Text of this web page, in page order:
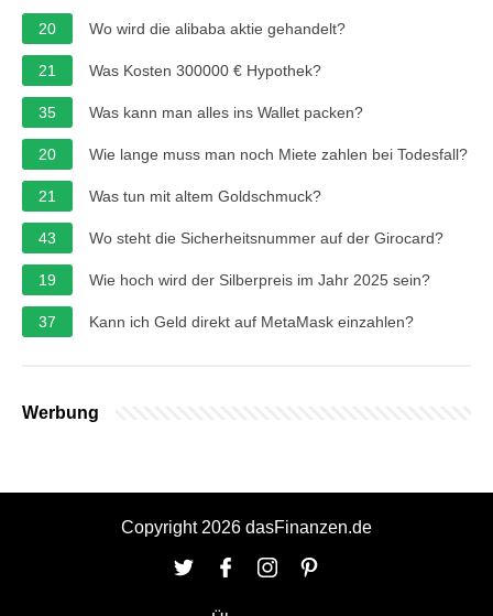
20
Wo wird die alibaba aktie gehandelt?
21 Was Kosten 300000 € Hypothek?
35 Was kann man alles ins Wallet packen?
20 Wie lange muss man noch Miete zahlen bei Todesfall?
21 Was tun mit altem Goldschmuck?
43 Wo steht die Sicherheitsnummer auf der Girocard?
19 Wie hoch wird der Silberpreis im Jahr 2025 sein?
37 Kann ich Geld direkt auf MetaMask einzahlen?
Werbung
Copyright 2026 dasFinanzen.de